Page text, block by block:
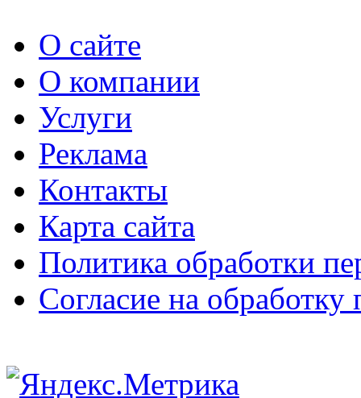
О сайте
О компании
Услуги
Реклама
Контакты
Карта сайта
Политика обработки
Согласие на